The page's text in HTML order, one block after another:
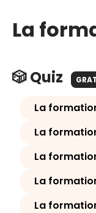
La
🎲 Quiz
La
La
La
La
La